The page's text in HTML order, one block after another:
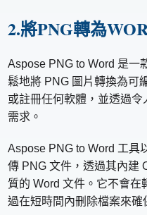
2.將PNG轉為
Aspose PNG to Word 是一
鬆地將 PNG 圖片轉換為可
或註冊任何軟體，並透過
需求。
Aspose PNG to Word 工具
傳 PNG 文件，透過其內建
質的 Word 文件。它不會
過在短時間內刪除檔案來確